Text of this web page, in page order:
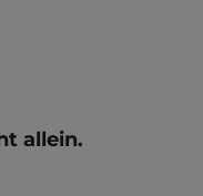
allein.